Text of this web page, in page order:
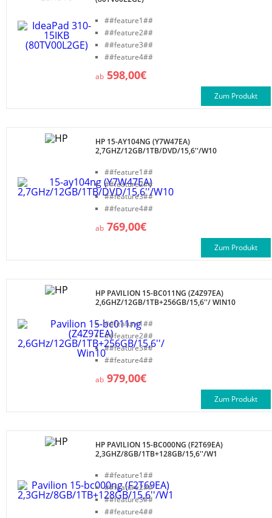
##feature1##
##feature2##
##feature3##
##feature4##
ab 598,00€
Zum Produkt
HP 15-AY104NG (Y7W47EA)
2,7GHZ/12GB/1TB/DVD/15,6''/W10
##feature1##
##feature2##
##feature3##
##feature4##
ab 769,00€
Zum Produkt
HP PAVILION 15-BC011NG (Z4Z97EA)
2,6GHZ/12GB/1TB+256GB/15,6''/ WIN10
##feature1##
##feature2##
##feature3##
##feature4##
ab 979,00€
Zum Produkt
HP PAVILION 15-BC000NG (F2T69EA)
2,3GHZ/8GB/1TB+128GB/15,6''/W1
##feature1##
##feature2##
##feature3##
##feature4##